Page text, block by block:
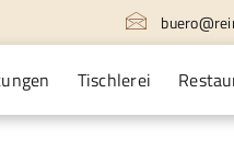
Tischlerei